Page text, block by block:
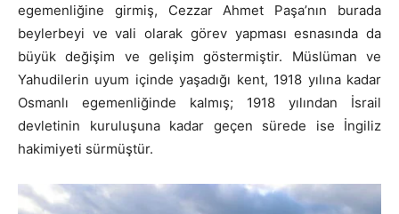
egemenliğine girmiş, Cezzar Ahmet Paşa’nın burada
beylerbeyi ve vali olarak görev yapması esnasında da
büyük değişim ve gelişim göstermiştir. Müslüman ve
Yahudilerin uyum içinde yaşadığı kent, 1918 yılına kadar
Osmanlı egemenliğinde kalmış; 1918 yılından İsrail
devletinin kuruluşuna kadar geçen sürede ise İngiliz
hakimiyeti sürmüştür.